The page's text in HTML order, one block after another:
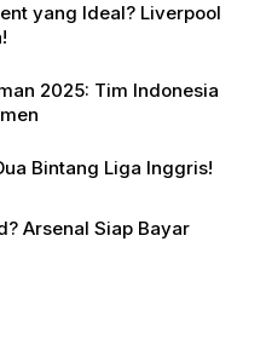
yang Ideal? Liverpool
2025: Tim Indonesia
Bintang Liga Inggris!
Arsenal Siap Bayar